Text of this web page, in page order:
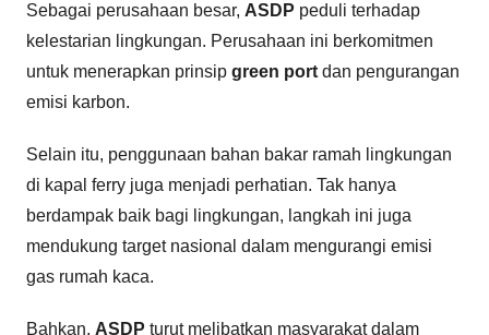
Sebagai perusahaan besar, ASDP peduli terhadap
kelestarian lingkungan. Perusahaan ini berkomitmen
untuk menerapkan prinsip green portdan pengurangan
emisi karbon.
Selain itu, penggunaan bahan bakar ramah lingkungan
di kapal ferry juga menjadi perhatian. Tak hanya
berdampak baik bagi lingkungan, langkah ini juga
mendukung target nasional dalam mengurangi emisi
gas rumah kaca.
Bahkan, ASDP turut melibatkan masyarakat dalam